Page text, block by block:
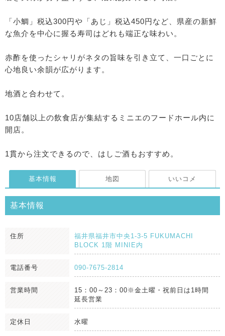
「小鯛」税込300円や「あじ」税込450円など、県産の新鮮
な魚介を中心に握る寿司はどれも端正な味わい。
赤酢を使ったシャリがネタの旨味を引き立て、一口ごとに
心地良い余韻が広がります。
地酒と合わせて。
10店舗以上の飲食店が集結するミニエのフードホール内に
開店。
1貫から注文できるので、はしご酒もおすすめ。
基本情報 地図 いいコメ
基本情報
住所
福井県福井市中央1-3-5 FUKUMACHI
BLOCK 1階 MINIE内
電話番号 090-7675-2814
営業時間
15：00～23：00※金土曜・祝前日は1時間
延長営業
定休日 水曜